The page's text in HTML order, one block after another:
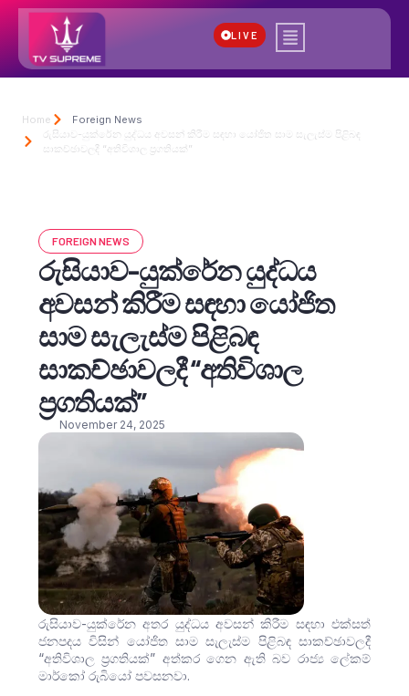
LIVE
Home
Foreign News
රුසියාව-යුක්රේන යුද්ධය අවසන් කිරීම සඳහා යෝජිත සාම සැලැස්ම පිළිබඳ
සාකච්ඡාවලදී “අතිවිශාල ප්‍රගතියක්”
FOREIGN NEWS
රුසියාව-යුක්රේන යුද්ධය
අවසන් කිරීම සඳහා යෝජිත
සාම සැලැස්ම පිළිබඳ
සාකච්ඡාවලදී “අතිවිශාල
ප්‍රගතියක්”
November 24, 2025
රුසියාව-යුක්රේන අතර යුද්ධය අවසන් කිරීම සඳහා එක්සත්
ජනපදය විසින් යෝජිත සාම සැලැස්ම පිළිබඳ සාකච්ඡාවලදී
“අතිවිශාල ප්‍රගතියක්” අත්කර ගෙන ඇති බව රාජ්‍ය ලේකම්
මාර්කෝ රුබියෝ පවසනවා.